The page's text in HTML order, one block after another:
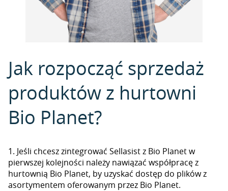
Jak rozpocząć sprzedaż
produktów z hurtowni
Bio Planet?
1. Jeśli chcesz zintegrować Sellasist z Bio Planet w
pierwszej kolejności należy nawiązać współpracę z
hurtownią Bio Planet, by uzyskać dostęp do plików z
asortymentem oferowanym przez Bio Planet.